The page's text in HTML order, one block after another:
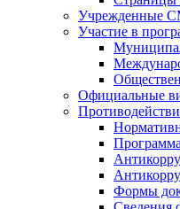
Учрежденные
Участие в
Официальные
Формы